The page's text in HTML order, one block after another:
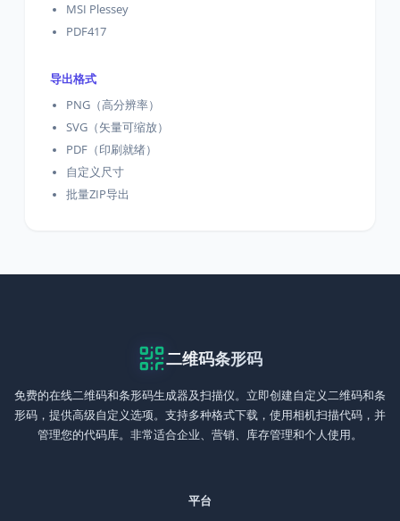
MSI Plessey
PDF417
导出格式
PNG（高分辨率）
SVG（矢量可缩放）
PDF（印刷就绪）
自定义尺寸
批量ZIP导出
二维码条形码
免费的在线二维码和条形码生成器及扫描仪。立即创建自定义二维码和条
形码，提供高级自定义选项。支持多种格式下载，使用相机扫描代码，并
管理您的代码库。非常适合企业、营销、库存管理和个人使用。
平台